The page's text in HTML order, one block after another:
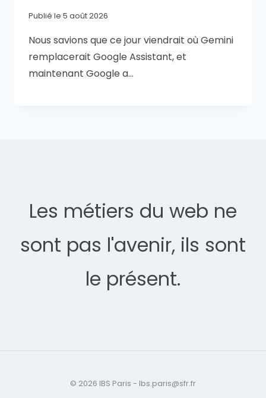
Publié le 5 août 2026
Nous savions que ce jour viendrait où Gemini
remplacerait Google Assistant, et
maintenant Google a…
Les métiers du web ne
sont pas l'avenir, ils sont
le présent.
© 2026 IBS Paris - Ibs.paris@sfr.fr